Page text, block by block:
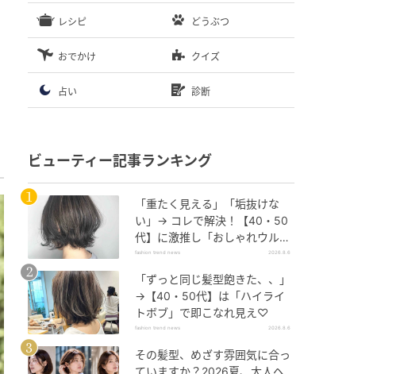
レシピ どうぶつ
おでかけ クイズ
占い 診断
ビューティー記事ランキング
「重たく見える」「垢抜けな
い」→ コレで解決！【40・50
代】に激推し「おしゃれウル
フ」
fashion trend news 2026.8.6
「ずっと同じ髪型飽きた、、」
→【40・50代】は「ハイライ
トボブ」で即こなれ見え♡
fashion trend news 2026.8.6
その髪型、めざす雰囲気に合っ
ていますか？2026夏、大人ヘ